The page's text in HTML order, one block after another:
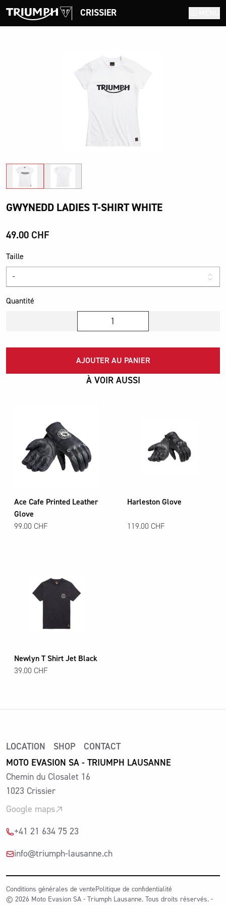
CRISSIER
GWYNEDD LADIES T-SHIRT WHITE
49.00 CHF
Taille
Quantité
AJOUTER AU PANIER
À VOIR AUSSI
Ace Cafe Printed Leather
Glove
99.00 CHF
Harleston Glove
119.00 CHF
Newlyn T Shirt Jet Black
39.00 CHF
LOCATION SHOP
CONTACT
MOTO EVASION SA - TRIUMPH LAUSANNE
Chemin du Closalet 16
1023 Crissier
Google maps
+41 21 634 75 23
info@triumph-lausanne.ch
Conditions générales de ventePolitique de confidentialité
© 2026 Moto Evasion SA - Triumph Lausanne. Tous droits réservés. -